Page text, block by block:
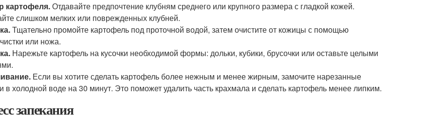
картофеля.Отдавайте предпочтение клубням среднего или крупного размера с гладкой кожей.
слишком мелких или поврежденных клубней.
Тщательно промойте картофель под проточной водой, затем очистите от кожицы с помощью
или ножа.
Нарежьте картофель на кусочки необходимой формы: дольки, кубики, брусочки или оставьте целыми
Если вы хотите сделать картофель более нежным и менее жирным, замочите нарезанные
в холодной воде на 30 минут. Это поможет удалить часть крахмала и сделать картофель менее липким.
запекания